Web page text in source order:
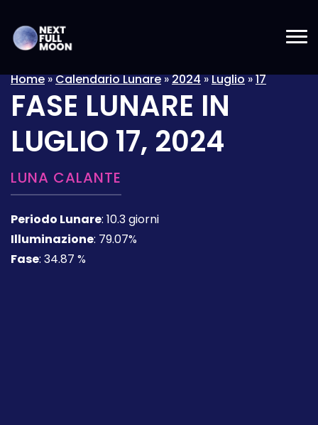
Home»Calendario Lunare»2024»Luglio»17
FASE LUNARE IN
LUGLIO 17, 2024
LUNA CALANTE
Periodo Lunare: 10.3 giorni
Illuminazione: 79.07%
Fase: 34.87 %